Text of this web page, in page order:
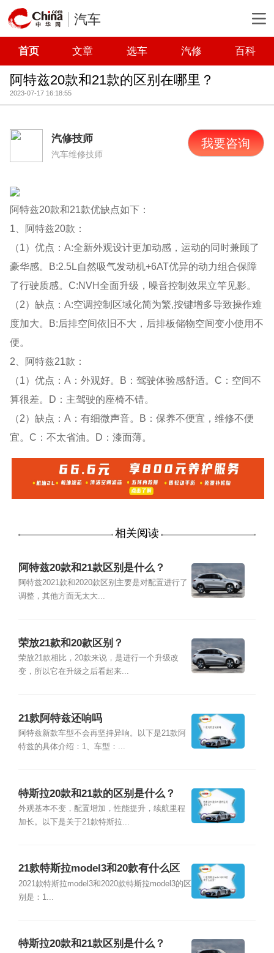
汽车
首页 文章 选车 汽修 百科
阿特兹20款和21款的区别在哪里？
2023-07-17 16:18:55
汽修技师
汽车维修技师
我要咨询
阿特兹20款和21款优缺点如下：
1、阿特兹20款：
（1）优点：A:全新外观设计更加动感，运动的同时兼顾了
豪华感。B:2.5L自然吸气发动机+6AT优异的动力组合保障
了行驶质感。C:NVH全面升级，噪音控制效果立竿见影。
（2）缺点：A:空调控制区域化简为繁,按键增多导致操作难
度加大。B:后排空间依旧不大，后排板储物空间变小使用不
便。
2、阿特兹21款：
（1）优点：A：外观好。B：驾驶体验感舒适。C：空间不
算很差。D：主驾驶的座椅不错。
（2）缺点：A：有细微声音。B：保养不便宜，维修不便
宜。C：不太省油。D：漆面薄。
相关阅读
阿特兹20款和21款区别是什么？
阿特兹2021款和2020款区别主要是对配置进行了
调整，其他方面无太大...
荣放21款和20款区别？
荣放21款相比，20款来说，是进行一个升级改
变，所以它在升级之后看起来...
21款阿特兹还响吗
阿特兹新款车型不会再坚持异响。以下是21款阿
特兹的具体介绍：1、车型：...
特斯拉20款和21款的区别是什么？
外观基本不变，配置增加，性能提升，续航里程
加长。以下是关于21款特斯拉...
21款特斯拉model3和20款有什么区
别？
2021款特斯拉model3和2020款特斯拉model3的区
别是：1...
特斯拉20款和21款区别是什么？